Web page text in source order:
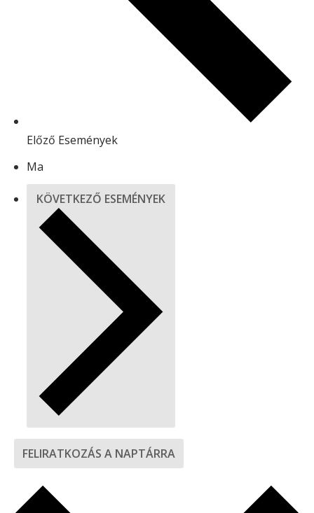
Előző Események
Ma
KÖVETKEZŐ ESEMÉNYEK
FELIRATKOZÁS A NAPTÁRRA